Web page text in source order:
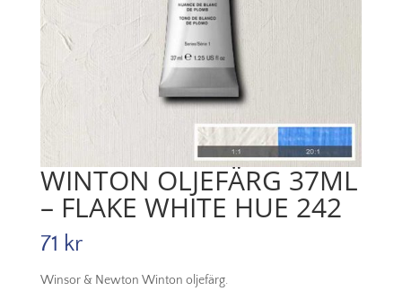
WINTON OLJEFÄRG 37ML
– FLAKE WHITE HUE 242
71 kr
Winsor & Newton Winton oljefärg.